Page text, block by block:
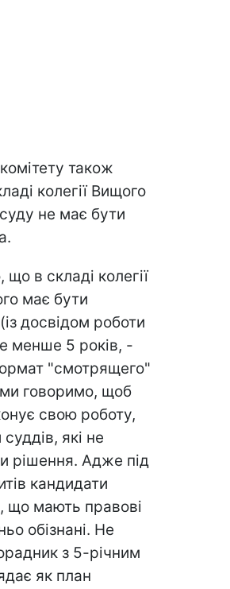
також
колегії Вищого
не має бути
що в складі колегії
має бути
досвідом роботи
менше 5 років, -
"смотрящего"
говоримо, щоб
свою роботу,
які не
рішення. Адже під
кандидати
що мають правові
обізнані. Не
з 5-річним
як план